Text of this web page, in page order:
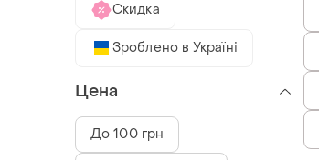
Скидка
Зроблено в Україні
Цена
До 100 грн